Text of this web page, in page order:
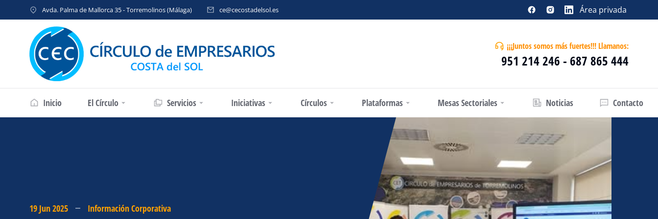
Avda. Palma de Mallorca 35 - Torremolinos (Málaga) ce@cecostadelsol.es Área privada
¡¡¡Juntos somos más fuertes!!! Llamanos:
951 214 246 - 687 865 444
Inicio El Círculo Servicios Iniciativas Círculos Plataformas Mesas Sectoriales Noticias Contacto
19 Jun 2025 Información Corporativa